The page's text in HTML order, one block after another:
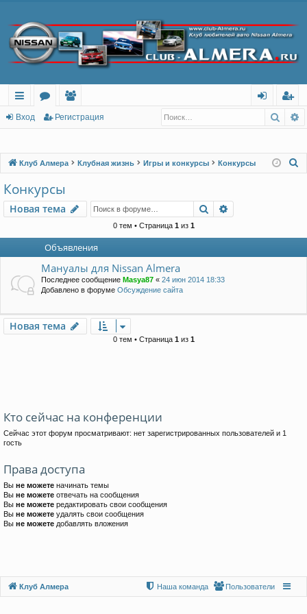
с
лк
о
м
ол
ов
ел
ег
тр
Вход Регистрация
Клуб Алмера Клубная жизнь Игры и конкурсы Конкурсы
Конкурсы
Новая тема Поиск
0 тем • Страница 1из 1
Объявления
Мануалы для Nissan Almera
Последнее сообщение Masya87 « 24 июн 2014 18:33
Добавлено в форуме Обсуждение сайта
Новая тема
0 тем • Страница 1из 1
Кто сейчас на конференции
Сейчас этот форум просматривают: нет зарегистрированных пользователей и 1
гость
Права доступа
Вы не можете начинать темы
Вы не можете отвечать на сообщения
Вы не можете редактировать свои сообщения
Вы не можете удалять свои сообщения
Вы не можете добавлять вложения
Клуб Алмера Пользователи
Наша команда